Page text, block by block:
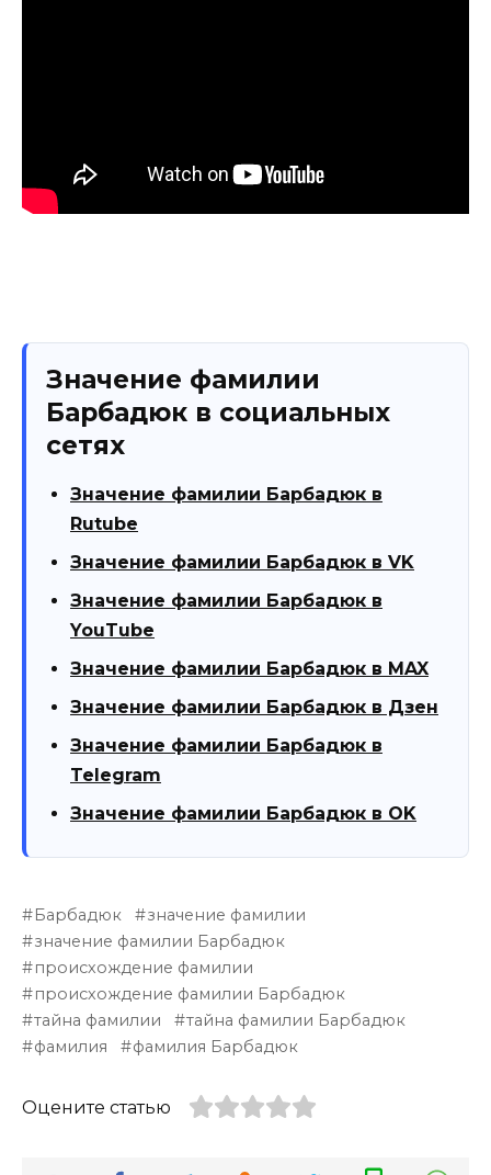
Значение фамилии
Барбадюк в социальных
сетях
Значение фамилии Барбадюк в
Rutube
Значение фамилии Барбадюк в VK
Значение фамилии Барбадюк в
YouTube
Значение фамилии Барбадюк в MAX
Значение фамилии Барбадюк в Дзен
Значение фамилии Барбадюк в
Telegram
Значение фамилии Барбадюк в OK
Барбадюк
значение фамилии
значение фамилии Барбадюк
происхождение фамилии
происхождение фамилии Барбадюк
тайна фамилии
тайна фамилии Барбадюк
фамилия
фамилия Барбадюк
Оцените статью